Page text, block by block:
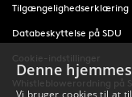
Tilgængelighedserklæring
Databeskyttelse på SDU
Cookie-indstillinger
Whistleblowerordning på
Denne
Vi bruger cookies til at